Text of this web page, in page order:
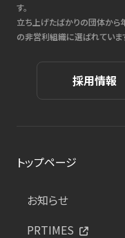
す。
立ち上げたばかりの団体か
の非営利組織に選ばれていま
採用情報
トップページ
お知らせ
PRTIMES